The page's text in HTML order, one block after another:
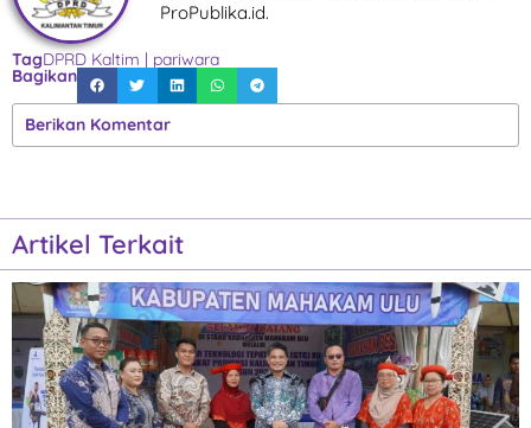
ProPublika.id.
TagDPRD Kaltim | pariwara
Bagikan
Berikan Komentar
Artikel Terkait